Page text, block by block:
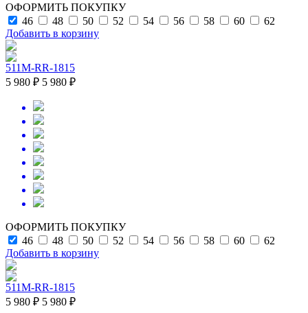
ОФОРМИТЬ ПОКУПКУ
46
48 50 52 54 56 58 60
62
Добавить в корзину
511M-RR-1815
5 980 ₽ 5 980 ₽
ОФОРМИТЬ ПОКУПКУ
46
48 50 52 54 56 58 60
62
Добавить в корзину
511M-RR-1815
5 980 ₽ 5 980 ₽